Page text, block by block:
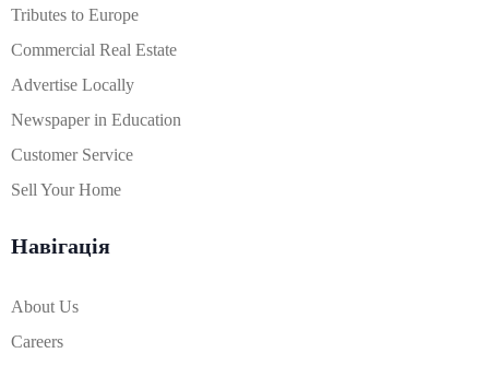
Tributes to Europe
Commercial Real Estate
Advertise Locally
Newspaper in Education
Customer Service
Sell Your Home
Навігація
About Us
Careers